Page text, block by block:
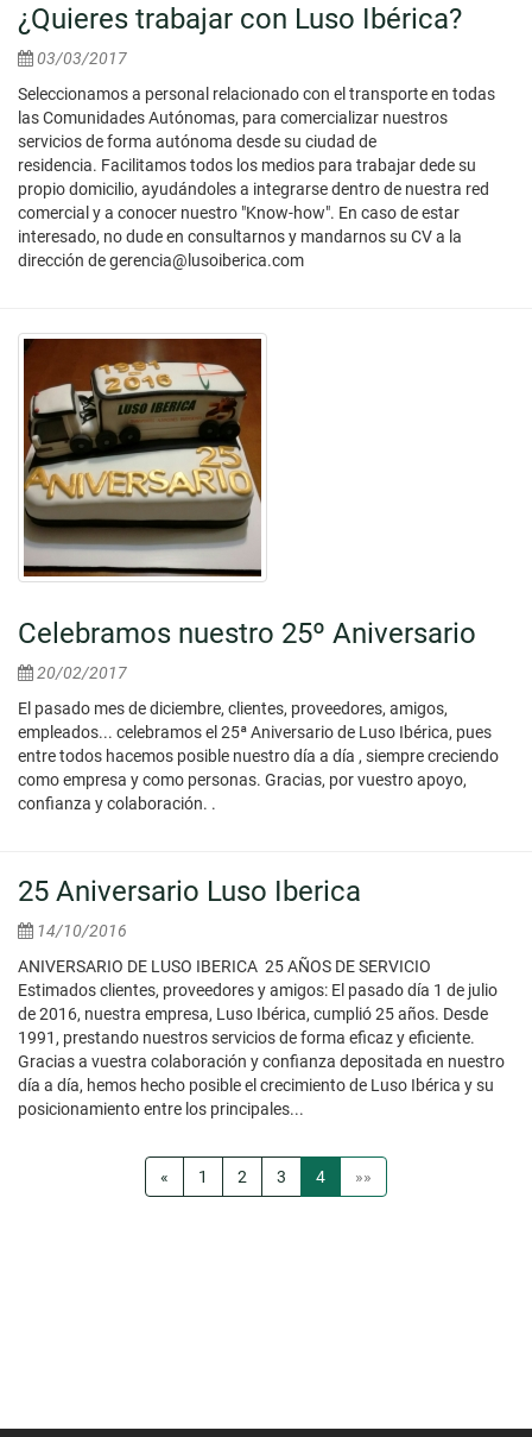
¿Quieres trabajar con Luso Ibérica?
03/03/2017
Seleccionamos a personal relacionado con el transporte en todas
las Comunidades Autónomas, para comercializar nuestros
servicios de forma autónoma desde su ciudad de
residencia. Facilitamos todos los medios para trabajar dede su
propio domicilio, ayudándoles a integrarse dentro de nuestra red
comercial y a conocer nuestro "Know-how". En caso de estar
interesado, no dude en consultarnos y mandarnos su CV a la
dirección de gerencia@lusoiberica.com
Celebramos nuestro 25º Aniversario
20/02/2017
El pasado mes de diciembre, clientes, proveedores, amigos,
empleados... celebramos el 25ª Aniversario de Luso Ibérica, pues
entre todos hacemos posible nuestro día a día , siempre creciendo
como empresa y como personas. Gracias, por vuestro apoyo,
confianza y colaboración. .
25 Aniversario Luso Iberica
14/10/2016
ANIVERSARIO DE LUSO IBERICA 25 AÑOS DE SERVICIO
Estimados clientes, proveedores y amigos: El pasado día 1 de julio
de 2016, nuestra empresa, Luso Ibérica, cumplió 25 años. Desde
1991, prestando nuestros servicios de forma eficaz y eficiente.
Gracias a vuestra colaboración y confianza depositada en nuestro
día a día, hemos hecho posible el crecimiento de Luso Ibérica y su
posicionamiento entre los principales...
« 1 2 3 4 »»